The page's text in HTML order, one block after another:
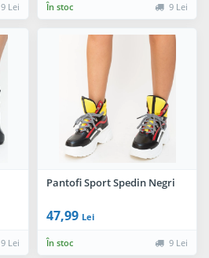
9 Lei În stoc 9 Lei
9 Lei
Pantofi Sport Spedin Negri
47,99 Lei
În stoc 9 Lei